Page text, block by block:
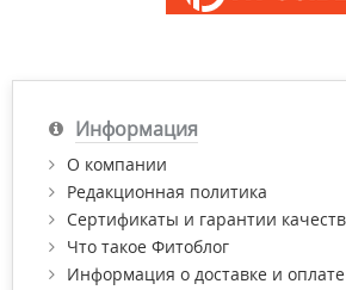
Информация
О компании
Редакционная политика
Сертификаты и гарантии
Что такое Фитоблог
Информация о доставке и оплате